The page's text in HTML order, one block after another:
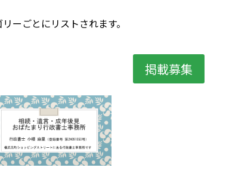
ーごとにリストされます。
掲載募集